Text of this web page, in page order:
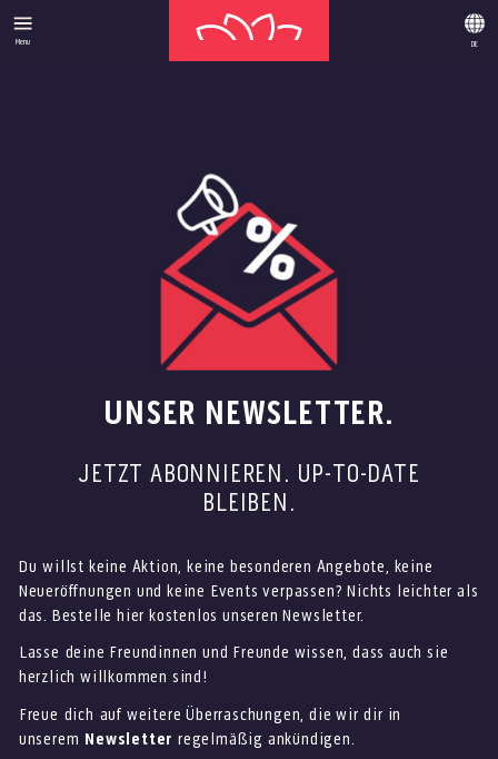
Menu DE
UNSER NEWSLETTER.
JETZT ABONNIEREN. UP-TO-DATE
BLEIBEN.
Du willst keine Aktion, keine besonderen Angebote, keine
Neueröffnungen und keine Events verpassen? Nichts leichter als
das. Bestelle hier kostenlos unseren Newsletter.
Lasse deine Freundinnen und Freunde wissen, dass auch sie
herzlich willkommen sind!
Freue dich auf weitere Überraschungen, die wir dir in
unserem Newsletter regelmäßig ankündigen.